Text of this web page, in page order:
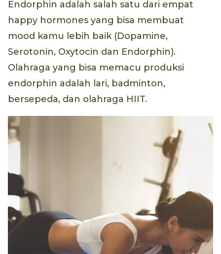
Endorphin adalah salah satu dari empat
happy hormones yang bisa membuat
mood kamu lebih baik (Dopamine,
Serotonin, Oxytocin dan Endorphin).
Olahraga yang bisa memacu produksi
endorphin adalah lari, badminton,
bersepeda, dan olahraga HIIT.